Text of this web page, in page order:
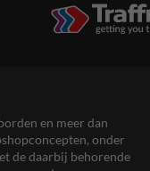
en meer dan
onder
de daarbij behorende